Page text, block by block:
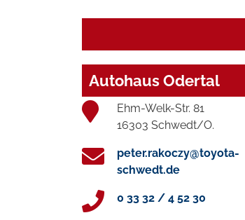
Autohaus Odertal
Ehm-Welk-Str. 81
16303 Schwedt/O.
peter.rakoczy@toyota-
schwedt.de
0 33 32 / 4 52 30